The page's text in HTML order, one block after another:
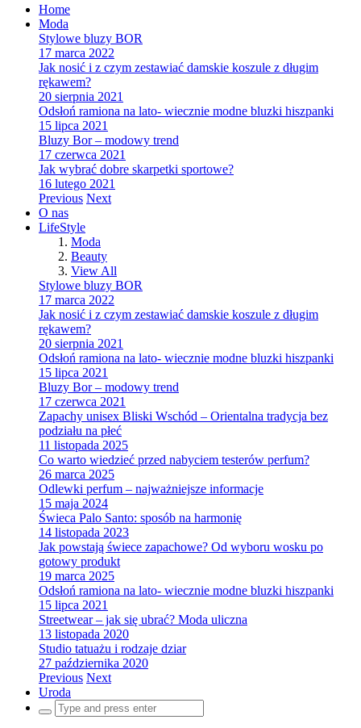
Home
Moda
Stylowe bluzy BOR
17 marca 2022
Jak nosić i z czym zestawiać damskie koszule z długim
rękawem?
20 sierpnia 2021
Odsłoń ramiona na lato- wiecznie modne bluzki hiszpanki
15 lipca 2021
Bluzy Bor – modowy trend
17 czerwca 2021
Jak wybrać dobre skarpetki sportowe?
16 lutego 2021
Previous Next
O nas
LifeStyle
Moda
Beauty
View All
Stylowe bluzy BOR
17 marca 2022
Jak nosić i z czym zestawiać damskie koszule z długim
rękawem?
20 sierpnia 2021
Odsłoń ramiona na lato- wiecznie modne bluzki hiszpanki
15 lipca 2021
Bluzy Bor – modowy trend
17 czerwca 2021
Zapachy unisex Bliski Wschód – Orientalna tradycja bez
podziału na płeć
11 listopada 2025
Co warto wiedzieć przed nabyciem testerów perfum?
26 marca 2025
Odlewki perfum – najważniejsze informacje
15 maja 2024
Świeca Palo Santo: sposób na harmonię
14 listopada 2023
Jak powstają świece zapachowe? Od wyboru wosku po
gotowy produkt
19 marca 2025
Odsłoń ramiona na lato- wiecznie modne bluzki hiszpanki
15 lipca 2021
Streetwear – jak się ubrać? Moda uliczna
13 listopada 2020
Studio tatuażu i rodzaje dziar
27 października 2020
Previous Next
Uroda
Search
for: